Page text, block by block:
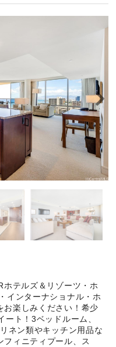
テルズ＆リゾーツ・ホ
インターナショナル・ホ
お楽しみください！希少
ト！3ベッドルーム、
ネン類やキッチン用品な
フィニティプール、ス